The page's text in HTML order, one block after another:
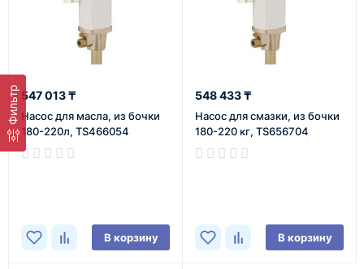
Фильтр547 013 ₸
Насос для масла, из бочки
180-220л, TS466054
В корзину
548 433 ₸
Насос для смазки, из бочки
180-220 кг, TS656704
В корзину